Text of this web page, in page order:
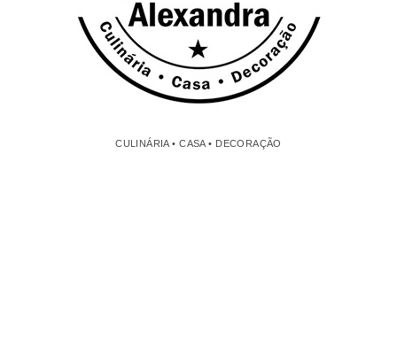
CULINÁRIA • CASA • DECORAÇÃO